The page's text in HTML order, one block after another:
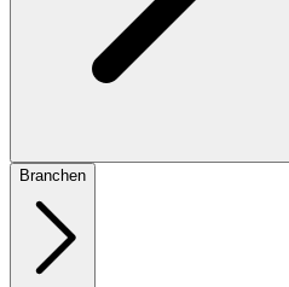
Branchen